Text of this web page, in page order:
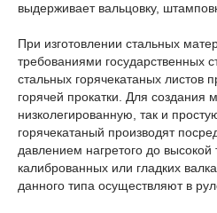
выдерживает вальцовку,
При изготовлении стальных
требованиями государственных
стальных горячекатаных листов
горячей прокатки. Для создания
низколегированную, так и
горячекатаный производят
давлением нагретого до
калиброванных или гладких
данного типа осуществляют в